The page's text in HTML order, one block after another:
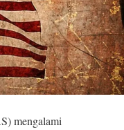
mengalami